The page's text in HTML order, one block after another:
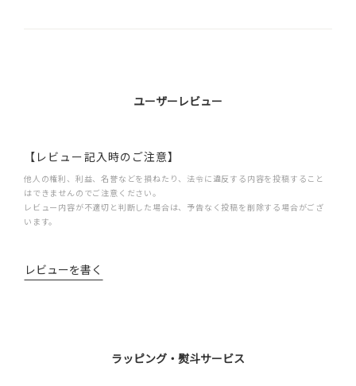
ユーザーレビュー
【レビュー記入時のご注意】
他人の権利、利益、名誉などを損ねたり、法令に違反する内容を投稿すること
はできませんのでご注意ください。
レビュー内容が不適切と判断した場合は、予告なく投稿を削除する場合がござ
います。
レビューを書く
ラッピング・熨斗サービス